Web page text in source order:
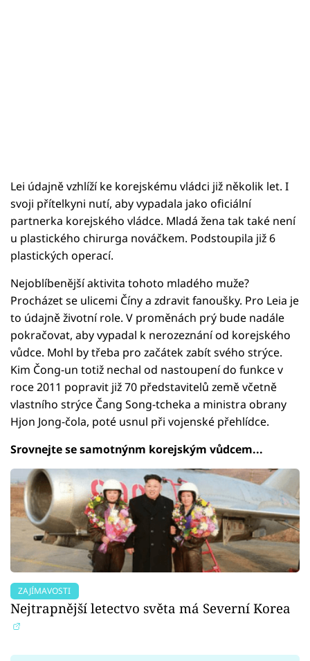
Lei údajně vzhlíží ke korejskému vládci již několik let. I
svoji přítelkyni nutí, aby vypadala jako oficiální
partnerka korejského vládce. Mladá žena tak také není
u plastického chirurga nováčkem. Podstoupila již 6
plastických operací.
Nejoblíbenější aktivita tohoto mladého muže?
Procházet se ulicemi Číny a zdravit fanoušky. Pro Leia je
to údajně životní role. V proměnách prý bude nadále
pokračovat, aby vypadal k nerozeznání od korejského
vůdce. Mohl by třeba pro začátek zabít svého strýce.
Kim Čong-un totiž nechal od nastoupení do funkce v
roce 2011 popravit již 70 představitelů země včetně
vlastního strýce Čang Song-tcheka a ministra obrany
Hjon Jong-čola, poté usnul při vojenské přehlídce.
Srovnejte se samotnýnm korejským vůdcem...
ZAJÍMAVOSTI
Nejtrapnější letectvo světa má Severní Korea